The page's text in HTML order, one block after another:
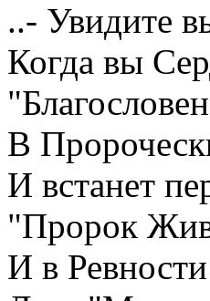
..- Увидите
Когда вы
В
И встанет
"Пророк
И в